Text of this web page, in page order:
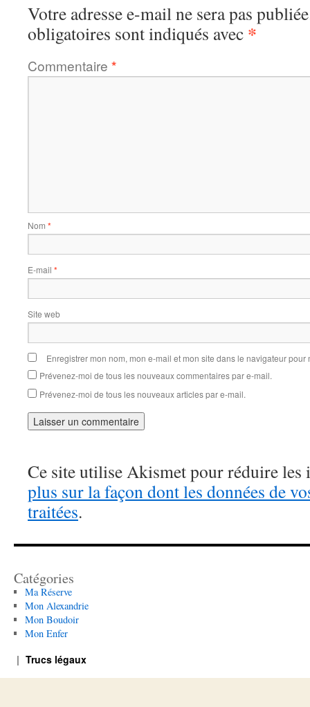
Votre adresse e-mail ne sera pas
obligatoires sont indiqués avec *
Commentaire *
Nom *
E-mail *
Site web
Enregistrer mon nom, mon e-mail et mon site dans le navigateur
Prévenez-moi de tous les nouveaux commentaires par e-mail.
Prévenez-moi de tous les nouveaux articles par e-mail.
Ce site utilise Akismet pour réduire les
plus sur la façon dont les données de
traitées.
Catégories
Ma Réserve
Mon Alexandrie
Mon Boudoir
Mon Enfer
Trucs légaux